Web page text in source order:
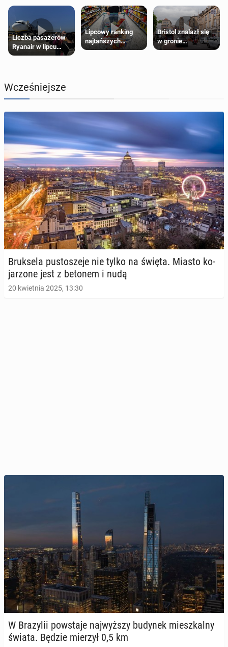
Liczba pasażerów
Ryanair w lipcu
pobiła rekord
Lipcowy ranking
najtańszych
supermarketów
Bristol znalazł się
w gronie
najlepszych
Wcześniejsze
Bruk­se­la pu­sto­sze­je nie tylko na święta. Miasto ko­
ja­rzo­ne jest z betonem i nudą
20 kwietnia 2025, 13:30
W Bra­zy­lii po­wsta­je naj­wyż­szy budynek miesz­kal­ny
świata. Będzie mierzył 0,5 km